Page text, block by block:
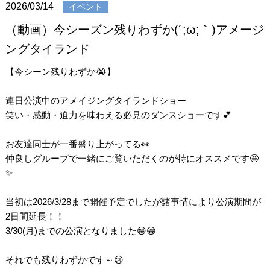
2026/03/14 イベント
（動画）今シーズン残りわずか(´;ω;｀)アメージ
ングタイランド
【今シーン残りわずか😭】
連日公演中のアメイジングタイランドショー
笑い・感動・迫力を味わえる必見のダンスショーです💕
お友達同士が一番盛り上がってる👀
仲良しグループで一緒にご覧いただくのが特にオススメです🤩
✨
当初は2026/3/28まで開催予定でしたが諸事情により公演期間が
2日間延長！！
3/30(月)までの公演となりました😁😁
それでも残りわずかです～😢